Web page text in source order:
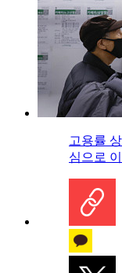
고용률
심으로